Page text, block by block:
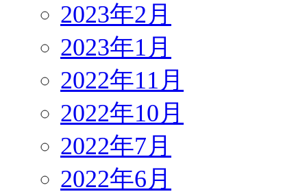
2023年2月
2023年1月
2022年11月
2022年10月
2022年7月
2022年6月